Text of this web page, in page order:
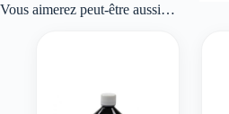
Vous aimerez peut-être aussi…